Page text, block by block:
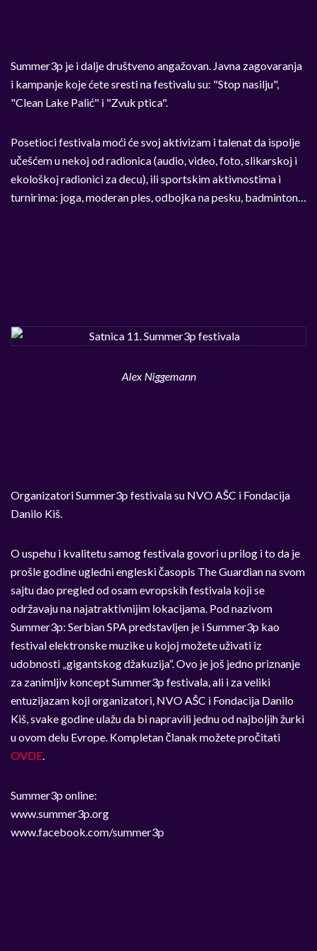
Summer3p je i dalje društveno angažovan. Javna zagovaranja
i kampanje koje ćete sresti na festivalu su: "Stop nasilju",
"Clean Lake Palić" i "Zvuk ptica".
Posetioci festivala moći će svoj aktivizam i talenat da ispolje
učešćem u nekoj od radionica (audio, video, foto, slikarskoj i
ekološkoj radionici za decu), ili sportskim aktivnostima i
turnirima: joga, moderan ples, odbojka na pesku, badminton…
Alex Niggemann
Organizatori Summer3p festivala su NVO AŠC i Fondacija
Danilo Kiš.
O uspehu i kvalitetu samog festivala govori u prilog i to da je
prošle godine ugledni engleski časopis The Guardian na svom
sajtu dao pregled od osam evropskih festivala koji se
održavaju na najatraktivnijim lokacijama. Pod nazivom
Summer3p: Serbian SPA predstavljen je i Summer3p kao
festival elektronske muzike u kojoj možete uživati iz
udobnosti „gigantskog džakuzija“. Ovo je još jedno priznanje
za zanimljiv koncept Summer3p festivala, ali i za veliki
entuzijazam koji organizatori, NVO AŠC i Fondacija Danilo
Kiš, svake godine ulažu da bi napravili jednu od najboljih žurki
u ovom delu Evrope. Kompletan članak možete pročitati
OVDE.
Summer3p online:
www.summer3p.org
www.facebook.com/summer3p